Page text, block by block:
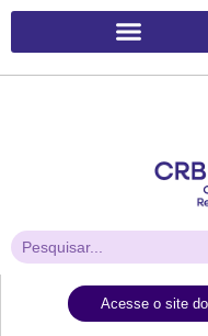
Acesse o site